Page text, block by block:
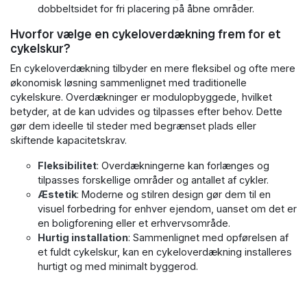
dobbeltsidet for fri placering på åbne områder.
Hvorfor vælge en cykeloverdækning frem for et
cykelskur?
En cykeloverdækning tilbyder en mere fleksibel og ofte mere
økonomisk løsning sammenlignet med traditionelle
cykelskure. Overdækninger er modulopbyggede, hvilket
betyder, at de kan udvides og tilpasses efter behov. Dette
gør dem ideelle til steder med begrænset plads eller
skiftende kapacitetskrav.
Fleksibilitet: Overdækningerne kan forlænges og
tilpasses forskellige områder og antallet af cykler.
Æstetik: Moderne og stilren design gør dem til en
visuel forbedring for enhver ejendom, uanset om det er
en boligforening eller et erhvervsområde.
Hurtig installation: Sammenlignet med opførelsen af
et fuldt cykelskur, kan en cykeloverdækning installeres
hurtigt og med minimalt byggerod.